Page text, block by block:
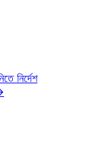
নির্দেশ